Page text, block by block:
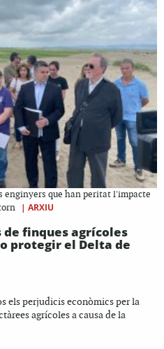
enginyers que han peritat l'impacte
| ARXIU
finques agrícoles
protegir el Delta de
els perjudicis econòmics per la
agrícoles a causa de la